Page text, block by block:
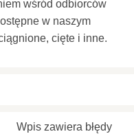
wśród odbiorców
w naszym
cięte i inne.
Wpis zawiera błędy